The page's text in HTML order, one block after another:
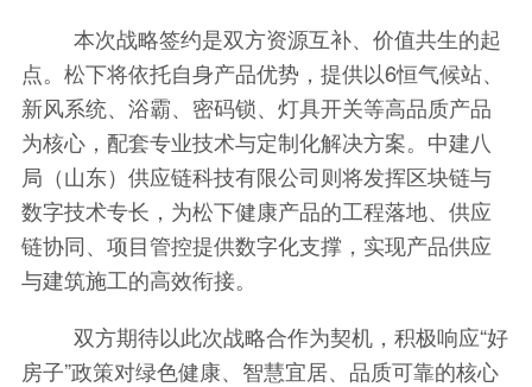
本次战略签约是双方资源互补、价值共生的起
点。松下将依托自身产品优势，提供以6恒气候站、
新风系统、浴霸、密码锁、灯具开关等高品质产品
为核心，配套专业技术与定制化解决方案。中建八
局（山东）供应链科技有限公司则将发挥区块链与
数字技术专长，为松下健康产品的工程落地、供应
链协同、项目管控提供数字化支撑，实现产品供应
与建筑施工的高效衔接。
双方期待以此次战略合作为契机，积极响应“好
房子”政策对绿色健康、智慧宜居、品质可靠的核心